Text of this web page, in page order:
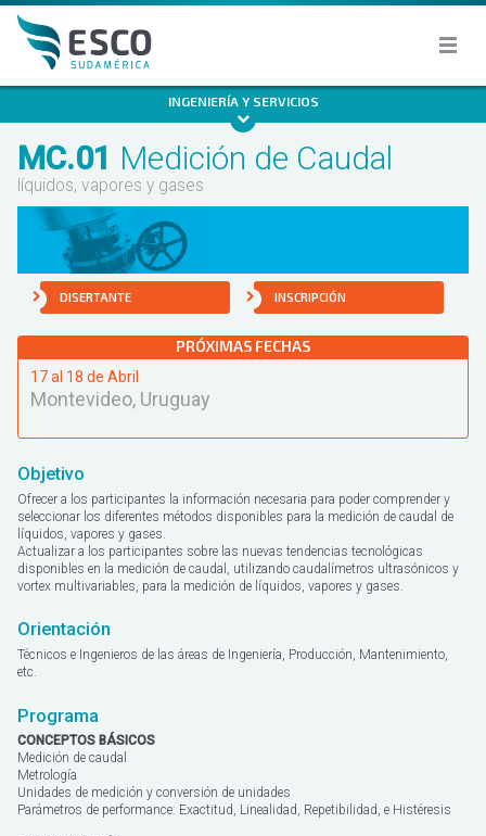
ESCO
INGENIERÍA Y SERVICIOS
MC.01 Medición de Caudal
líquidos, vapores y gases
DISERTANTE INSCRIPCIÓN
PRÓXIMAS FECHAS
17 al 18 de Abril
Montevideo, Uruguay
Objetivo
Ofrecer a los participantes la información necesaria para poder comprender y
seleccionar los diferentes métodos disponibles para la medición de caudal de
líquidos, vapores y gases.
Actualizar a los participantes sobre las nuevas tendencias tecnológicas
disponibles en la medición de caudal, utilizando caudalímetros ultrasónicos y
vortex multivariables, para la medición de líquidos, vapores y gases.
Orientación
Técnicos e Ingenieros de las áreas de Ingeniería, Producción, Mantenimiento,
etc.
Programa
CONCEPTOS BÁSICOS
Medición de caudal
Metrología
Unidades de medición y conversión de unidades
Parámetros de performance: Exactitud, Linealidad, Repetibilidad, e Histéresis